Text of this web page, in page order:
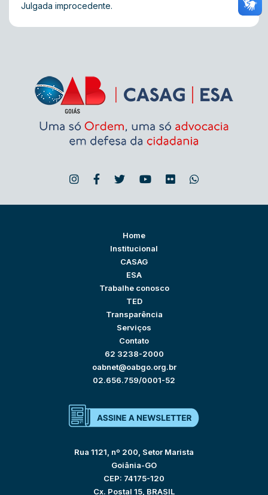
Julgada improcedente.
Home
Institucional
CASAG
ESA
Trabalhe conosco
TED
Transparência
Serviços
Contato
62 3238-2000
oabnet@oabgo.org.br
02.656.759/0001-52
Rua 1121, nº 200, Setor Marista
Goiânia-GO
CEP: 74175-120
Cx. Postal 15, BRASIL